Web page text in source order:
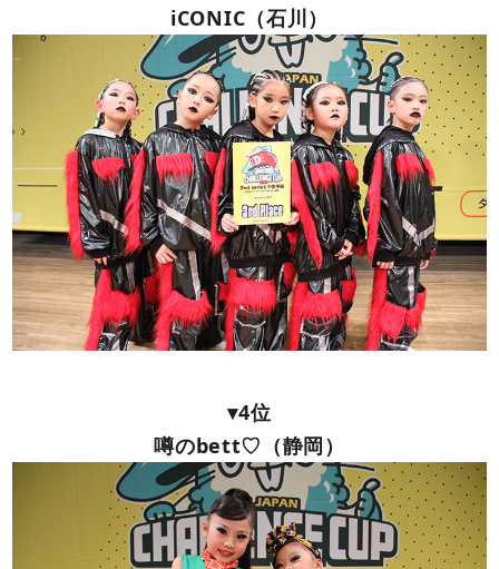
iCONIC（石川）
▾4位
噂のbett♡（静岡）